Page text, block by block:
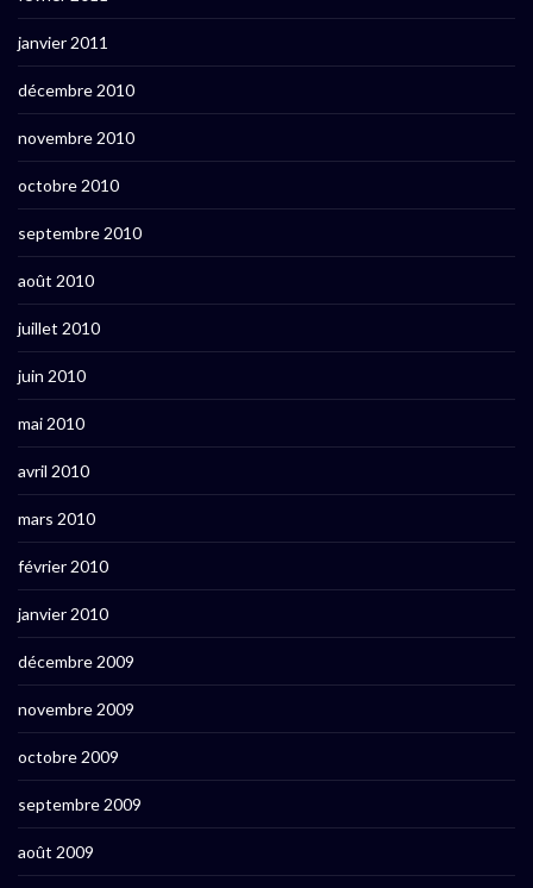
janvier 2011
décembre 2010
novembre 2010
octobre 2010
septembre 2010
août 2010
juillet 2010
juin 2010
mai 2010
avril 2010
mars 2010
février 2010
janvier 2010
décembre 2009
novembre 2009
octobre 2009
septembre 2009
août 2009